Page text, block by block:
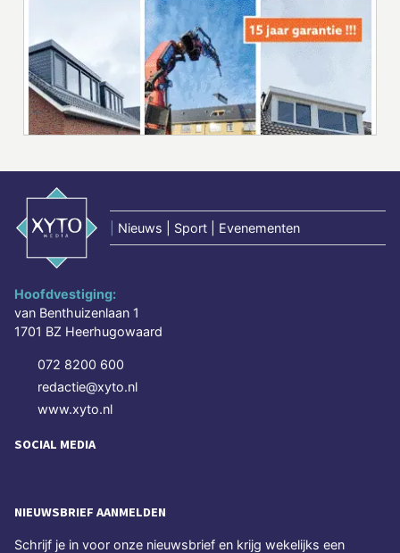
Nieuws | Sport | Evenementen
Hoofdvestiging:
van Benthuizenlaan 1
1701 BZ Heerhugowaard
072 8200 600
redactie@xyto.nl
www.xyto.nl
SOCIAL MEDIA
NIEUWSBRIEF AANMELDEN
Schrijf je in voor onze nieuwsbrief en krijg wekelijks een